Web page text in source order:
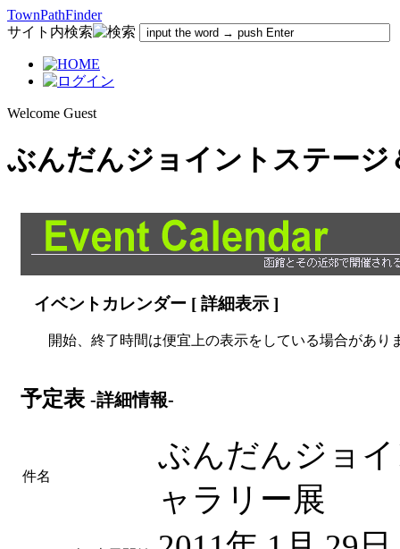
TownPathFinder
サイト内検索
Welcome Guest
ぶんだんジョイントステー
イベントカレンダー [ 詳細表示 ]
開始、終了時間は便宜上の表示をしている場合があり
予定表 -詳細情報-
件名
ぶんだんジョ
ャラリー展